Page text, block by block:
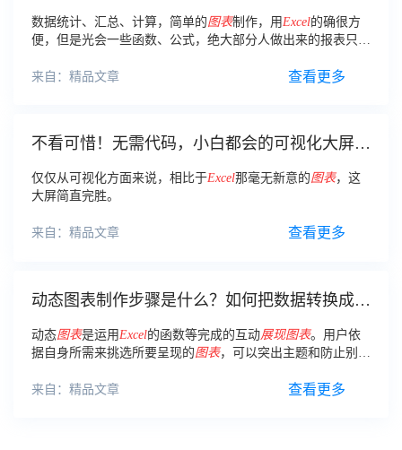
数据统计、汇总、计算，简单的图表制作，用 Excel的确很方
便，但是光会一些函数、公式，绝大部分人做出来的报表只能
再插两个图表，把数据简单可视化，一到月底
来自：精品文章 查看更多
不看可惜！无需代码，小白都会的可视化大屏，
领导不重用你都难
仅仅从可视化方面来说，相比于Excel那毫无新意的图表，这
大屏简直完胜。
来自：精品文章 查看更多
动态图表制作步骤是什么？如何把数据转换成图
动态图表是运用 Excel的函数等完成的互动展现图表。用户依
据自身所需来挑选所要呈现的图表，可以突出主题和防止别的
何把数据转换成
来自：精品文章 查看更多